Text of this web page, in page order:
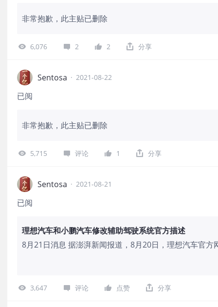
非常抱歉，此主贴已删除
6,076 2 2 分享
Sentosa · 2021-08-22
已阅
非常抱歉，此主贴已删除
5,715 评论 1 分享
Sentosa · 2021-08-21
已阅
理想汽车和小鹏汽车修改辅助驾驶系统官方描述
8月21日消息 据澎湃新闻报道，8月20日，理想汽车官方
3,647 评论 点赞 分享